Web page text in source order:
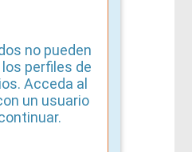
no pueden
perfiles de
Acceda al
un usuario